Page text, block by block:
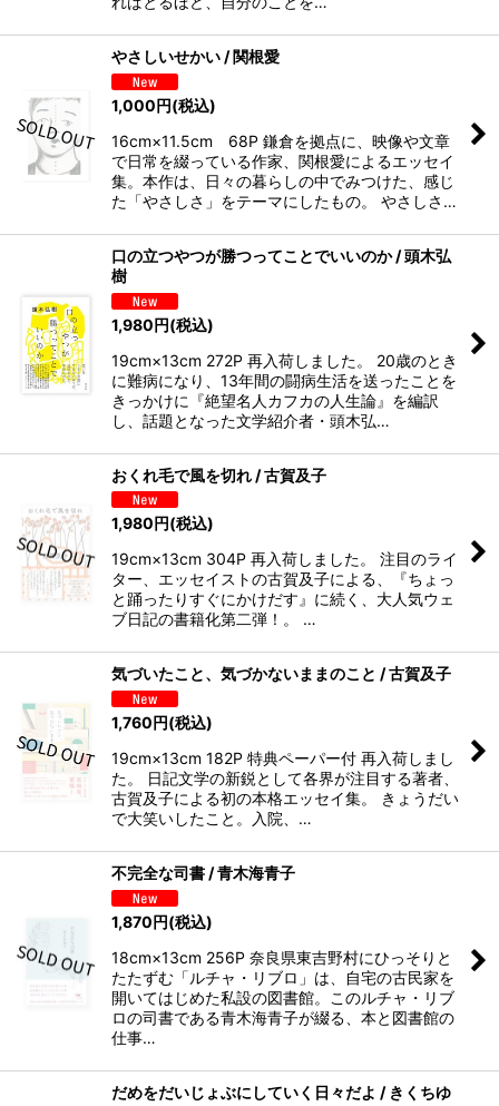
やさしいせかい / 関根愛
1,000円(税込)
16cm×11.5cm 68P 鎌倉を拠点に、映像や文章
で日常を綴っている作家、関根愛によるエッセイ
集。本作は、日々の暮らしの中でみつけた、感じ
た「やさしさ」をテーマにしたもの。 やさしさ…
口の立つやつが勝つってことでいいのか / 頭木弘
樹
1,980円(税込)
19cm×13cm 272P 再入荷しました。 20歳のとき
に難病になり、13年間の闘病生活を送ったことを
きっかけに『絶望名人カフカの人生論』を編訳
し、話題となった文学紹介者・頭木弘…
おくれ毛で風を切れ / 古賀及子
1,980円(税込)
19cm×13cm 304P 再入荷しました。 注目のライ
ター、エッセイストの古賀及子による、『ちょっ
と踊ったりすぐにかけだす』に続く、大人気ウェ
ブ日記の書籍化第二弾！。 …
気づいたこと、気づかないままのこと / 古賀及子
1,760円(税込)
19cm×13cm 182P 特典ペーパー付 再入荷しまし
た。 日記文学の新鋭として各界が注目する著者、
古賀及子による初の本格エッセイ集。 きょうだい
で大笑いしたこと。入院、…
不完全な司書 / 青木海青子
1,870円(税込)
18cm×13cm 256P 奈良県東吉野村にひっそりと
たたずむ「ルチャ・リブロ」は、自宅の古民家を
開いてはじめた私設の図書館。このルチャ・リブ
ロの司書である青木海青子が綴る、本と図書館の
仕事…
だめをだいじょぶにしていく日々だよ / きくちゆ